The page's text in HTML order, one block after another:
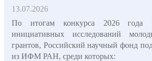
13.07.2026
По итогам конкурса 2026 года
инициативных исследований
грантов, Российский научный фонд
из ИФМ РАН, среди которых: